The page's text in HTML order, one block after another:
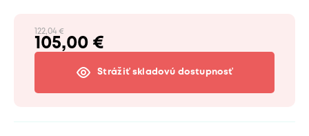
122,04 €
105,00 €
Strážiť skladovú dostupnosť